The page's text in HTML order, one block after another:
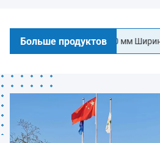
Больше продуктов
колбас 40 мм Ширина ЛОГО